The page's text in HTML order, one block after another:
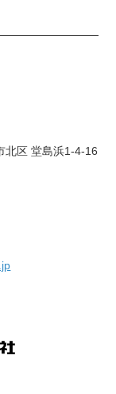
北区 堂島浜1-4-16